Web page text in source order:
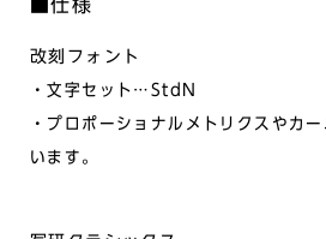
■仕様
改刻フォント
・文字セット…StdN
・プロポーショナルメトリクスやカ
います。